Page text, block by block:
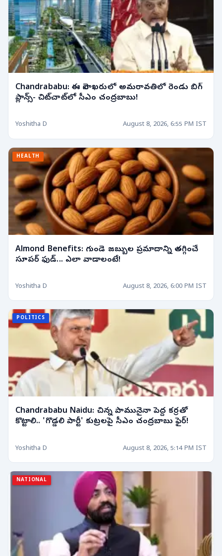
Chandrababu: ఈ నెలాఖరులో అమరావతిలో రెండు బిగ్
ప్లాన్స్- చిట్‌చాట్‌లో సీఎం చంద్రబాబు!
Yoshitha D August 8, 2026, 6:55 PM IST
HEALTH
Almond Benefits: గుండె జబ్బుల ప్రమాదాన్ని తగ్గించే
సూపర్ ఫుడ్... ఎలా వాడాలంటే!
Yoshitha D August 8, 2026, 6:00 PM IST
POLITICS
Chandrababu Naidu: చిన్న పామునైనా పెద్ద కర్రతో
కొట్టాలి.. 'గొడ్డలి పార్టీ' కుట్రలపై సీఎం చంద్రబాబు ఫైర్!
Yoshitha D August 8, 2026, 5:14 PM IST
NATIONAL